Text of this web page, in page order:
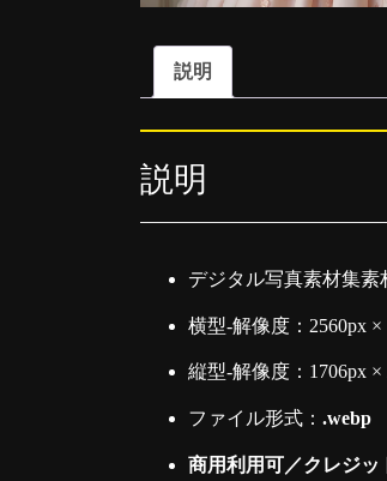
説明
説明
デジタル写真素材集素
横型-解像度：2560px ×
縦型-解像度：1706px ×
ファイル形式： .webp
商用利用可／クレジッ